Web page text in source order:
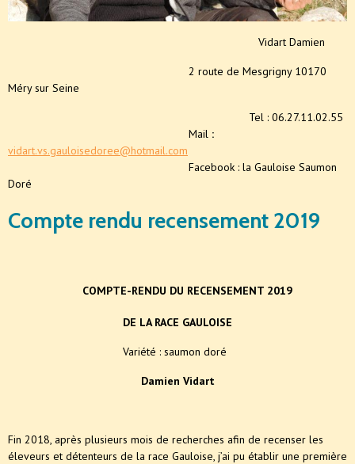
Vidart Damien
2 route de Mesgrigny 10170
Méry sur Seine
Tel : 06.27.11.02.55
Mail :
vidart.vs.gauloisedoree@hotmail.com
Facebook : la Gauloise Saumon
Doré
Compte rendu recensement 2019
COMPTE-RENDU DU RECENSEMENT 2019
DE LA RACE GAULOISE
Variété : saumon doré
Damien Vidart
Fin 2018, après plusieurs mois de recherches afin de recenser les
éleveurs et détenteurs de la race Gauloise, j’ai pu établir une première